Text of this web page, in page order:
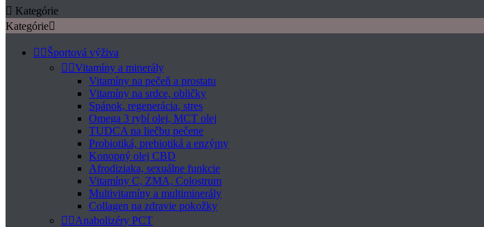
 Kategórie
Kategórie
 Športová výživa
 Vitamíny a minerály
Vitamíny na pečeň a prostatu
Vitamíny na srdce, obličky
Spánok, regenerácia, stres
Omega 3 rybí olej, MCT olej
TUDCA na liečbu pečene
Probiotiká, prebiotiká a enzýmy
Konopný olej CBD
Afrodiziaka, sexuálne funkcie
Vitamíny C, ZMA, Colostrum
Multivitamíny a multiminerály
Collagen na zdravie pokožky
 Anabolizéry PCT